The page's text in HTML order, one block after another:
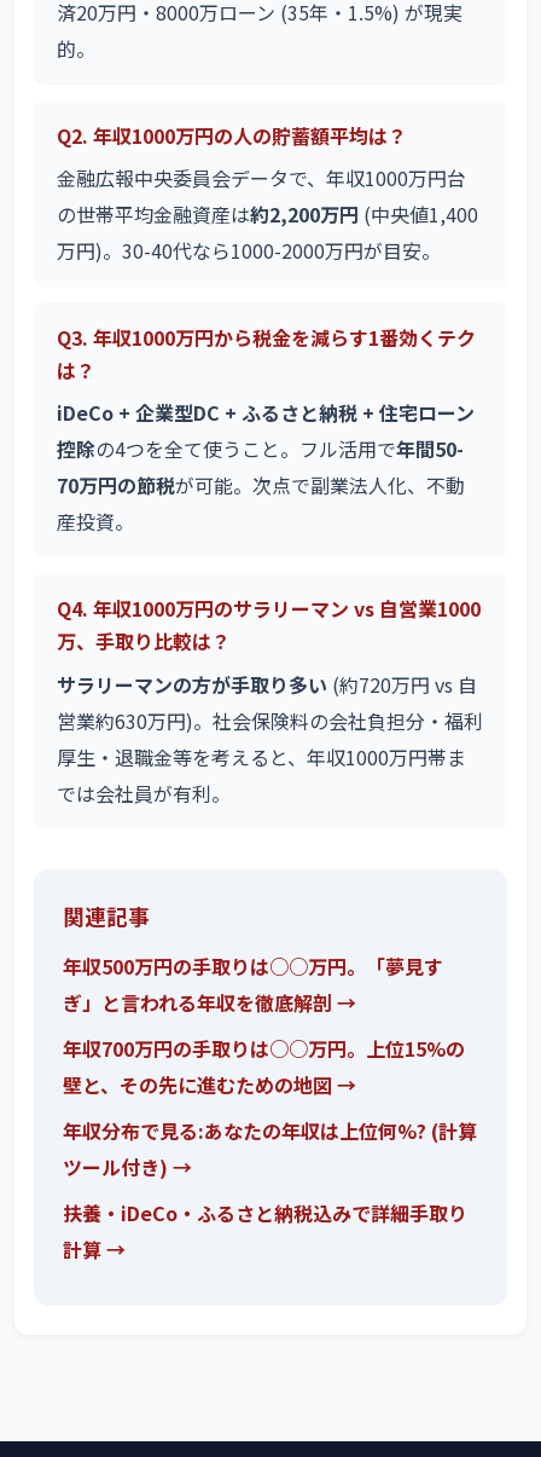
済20万円・8000万ローン (35年・1.5%) が現実
的。
Q2. 年収1000万円の人の貯蓄額平均は？
金融広報中央委員会データで、年収1000万円台
の世帯平均金融資産は約2,200万円 (中央値1,400
万円)。30-40代なら1000-2000万円が目安。
Q3. 年収1000万円から税金を減らす1番効くテク
は？
iDeCo + 企業型DC + ふるさと納税 + 住宅ローン
控除の4つを全て使うこと。フル活用で年間50-
70万円の節税が可能。次点で副業法人化、不動
産投資。
Q4. 年収1000万円のサラリーマン vs 自営業1000
万、手取り比較は？
サラリーマンの方が手取り多い (約720万円 vs 自
営業約630万円)。社会保険料の会社負担分・福利
厚生・退職金等を考えると、年収1000万円帯ま
では会社員が有利。
関連記事
年収500万円の手取りは○○万円。「夢見す
ぎ」と言われる年収を徹底解剖 →
年収700万円の手取りは○○万円。上位15%の
壁と、その先に進むための地図 →
年収分布で見る:あなたの年収は上位何%? (計算
ツール付き) →
扶養・iDeCo・ふるさと納税込みで詳細手取り
計算 →